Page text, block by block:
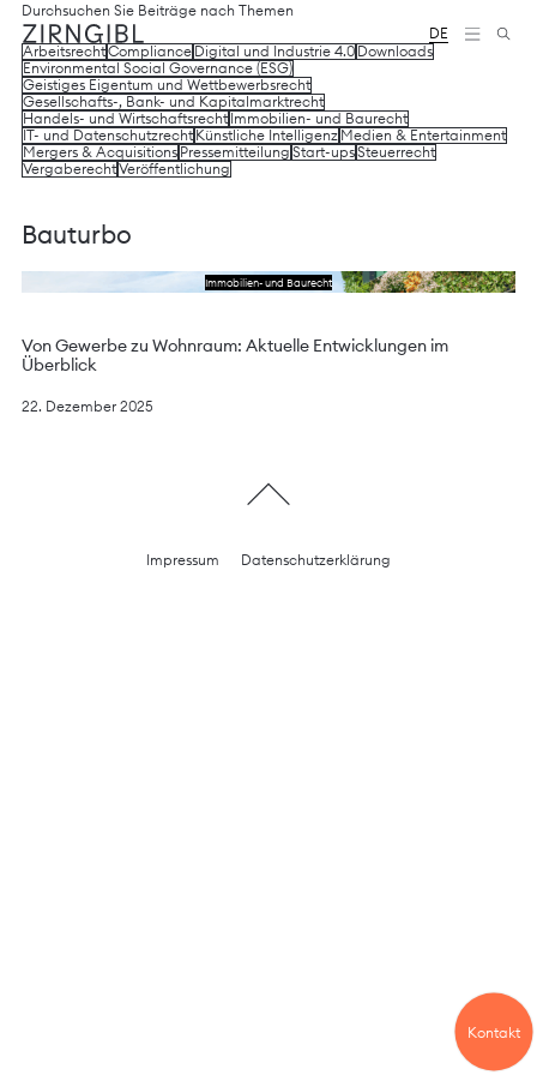
Zum
Inhalt
springen
Diese
Website
Zirngibl,
eine
Wirtschaftskanzlei,
wurde
vom
Digitalbüro
gestaltet
und
technisch
umgesetzt
Fokus
durchdachtes
DE
Kontakt
Bauturbo
Durchsuchen Sie Beiträge nach Themen
ArbeitsrechtCompliance Digital und Industrie 4.0 Downloads
Environmental Social Governance (ESG)
Geistiges Eigentum und Wettbewerbsrecht
Gesellschafts-, Bank- und Kapitalmarktrecht
Handels- und Wirtschaftsrecht Immobilien- und Baurecht
IT- und Datenschutzrecht Künstliche Intelligenz Medien & Entertainment
Mergers & Acquisitions Pressemitteilung Start-upsSteuerrecht
VergaberechtVeröffentlichung
Lesen Sie das Schreiben
Immobilien- und Baurecht
Von Gewerbe zu Wohnraum: Aktuelle Entwicklungen im
Überblick
22. Dezember 2025
Impressum Datenschutzerklärung